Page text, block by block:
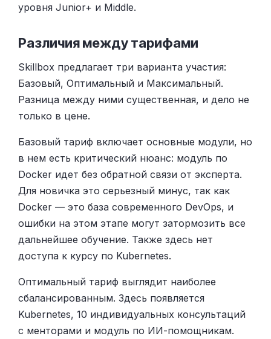
уровня Junior+ и Middle.
Различия между тарифами
Skillbox предлагает три варианта участия:
Базовый, Оптимальный и Максимальный.
Разница между ними существенная, и дело не
только в цене.
Базовый тариф включает основные модули, но
в нем есть критический нюанс: модуль по
Docker идет без обратной связи от эксперта.
Для новичка это серьезный минус, так как
Docker — это база современного DevOps, и
ошибки на этом этапе могут затормозить все
дальнейшее обучение. Также здесь нет
доступа к курсу по Kubernetes.
Оптимальный тариф выглядит наиболее
сбалансированным. Здесь появляется
Kubernetes, 10 индивидуальных консультаций
с менторами и модуль по ИИ-помощникам.